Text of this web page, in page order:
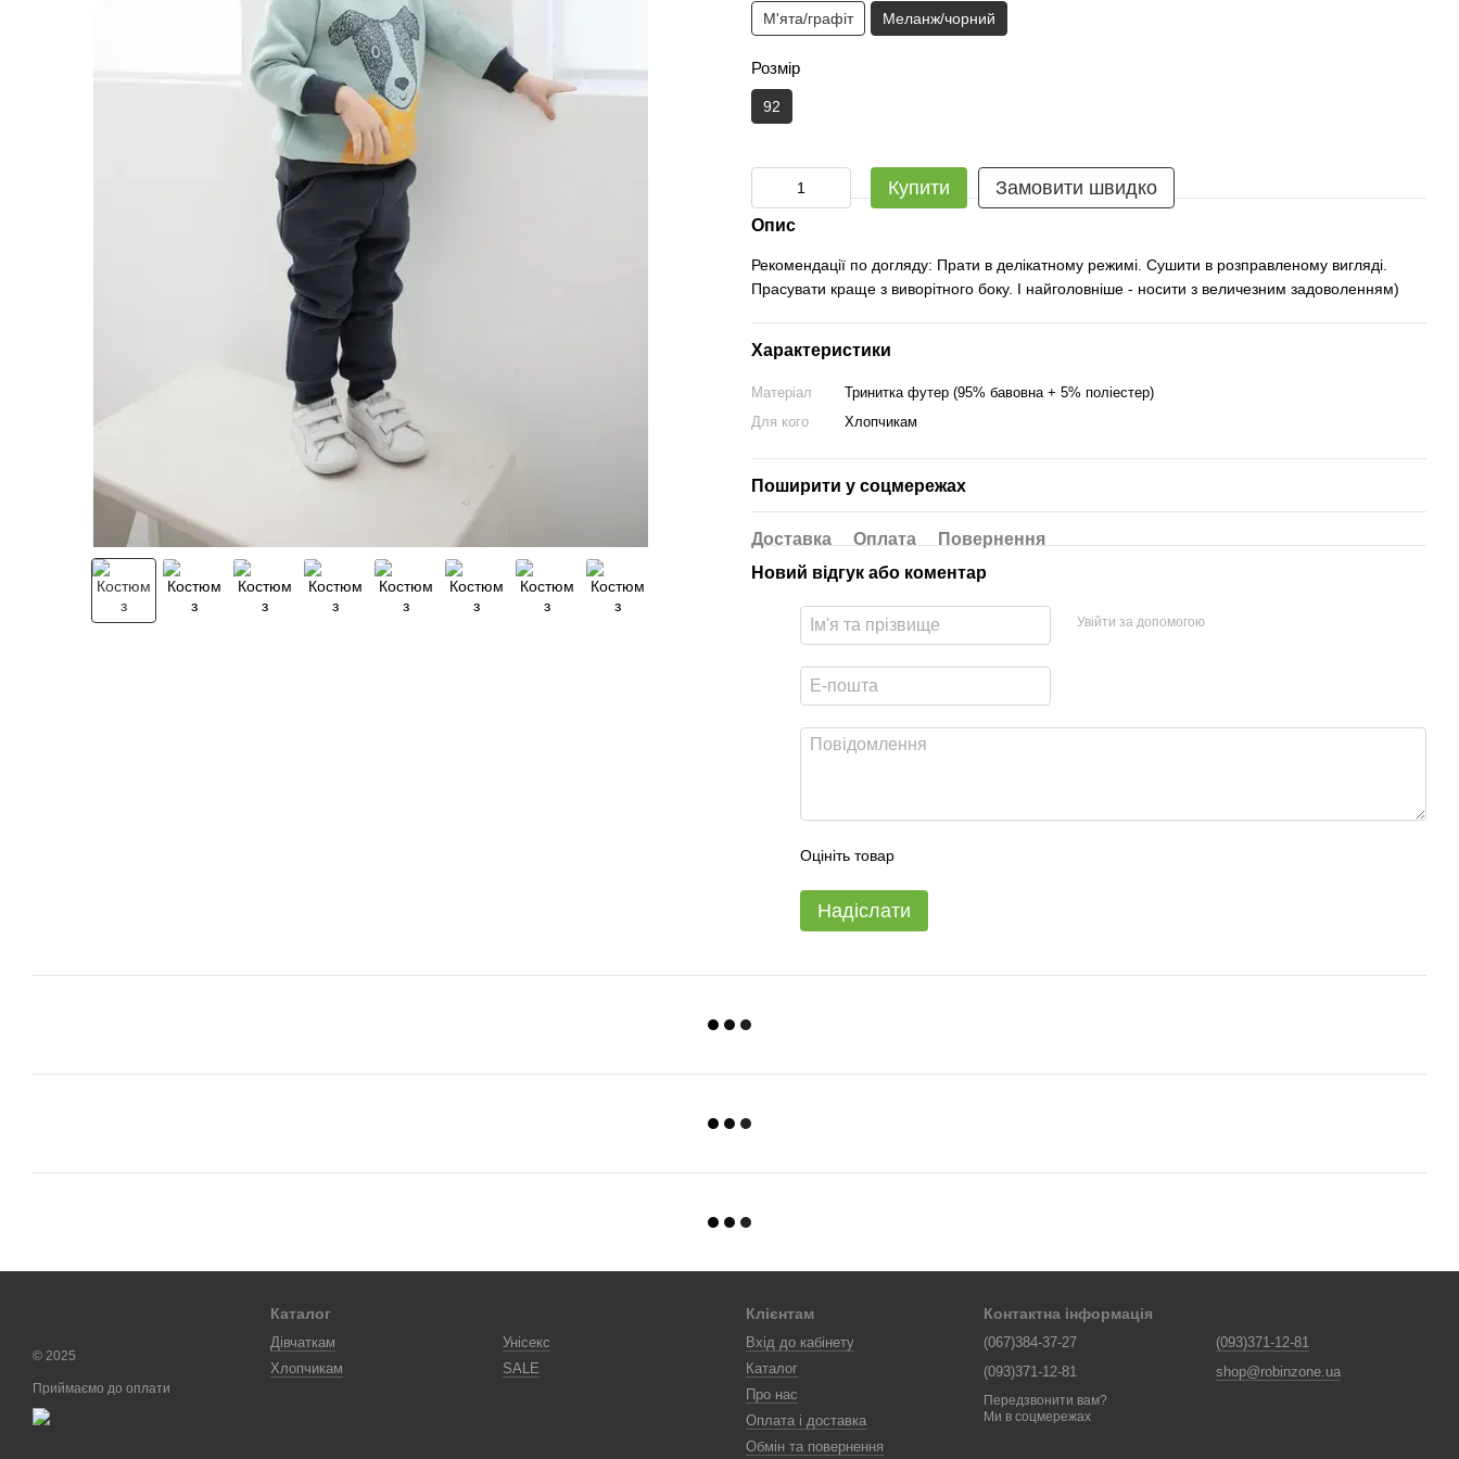
М'ята/графіт Меланж/чорний
Розмір
92
Купити Замовити швидко
Опис
Рекомендації по догляду: Прати в делікатному режимі. Сушити в розправленому вигляді.
Прасувати краще з виворітного боку. І найголовніше - носити з величезним задоволенням)
Характеристики
Матеріал
Тринитка футер (95% бавовна + 5% поліестер)
Для кого
Хлопчикам
Поширити у соцмережах
Доставка Оплата
Повернення
Новий відгук або коментар
Увійти за допомогою
Оцініть товар
Надіслати
© 2025
Приймаємо до оплати
Каталог
Дівчаткам
Хлопчикам
Унісекс
SALE
Клієнтам
Вхід до кабінету
Каталог
Про нас
Оплата і доставка
Обмін та повернення
Контактна інформація
(067)384-37-27
(093)371-12-81
Передзвонити вам?
(093)371-12-81
shop@robinzone.ua
Ми в соцмережах